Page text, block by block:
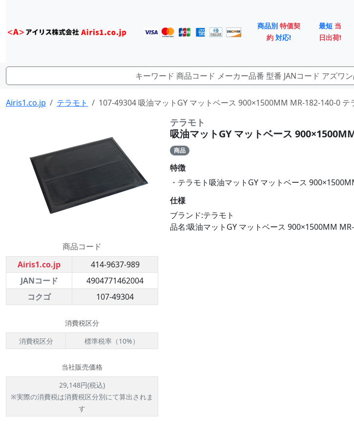
商品別 特価契
約 対応!
最短 当
日出荷!
Airis1.co.jp テラモト 107-49304 吸油マットGY マットベース 900×1500MM MR-182-140-0 テ
商品コード
Airis1.co.jp
414-9637-989
JANコード
4904771462004
コクゴ
107-49304
消費税区分
消費税区分
標準税率（10%）
当社販売価格
29,148円(税込)
※実際の消費税は消費税区分別にて算出されま
す
テラモト
吸油マットGY マットベース
商品
特徴
・テラモト吸油マットGY マットベース
仕様
ブランド:テラモト
品名:吸油マットGY マットベース 900×1500MM